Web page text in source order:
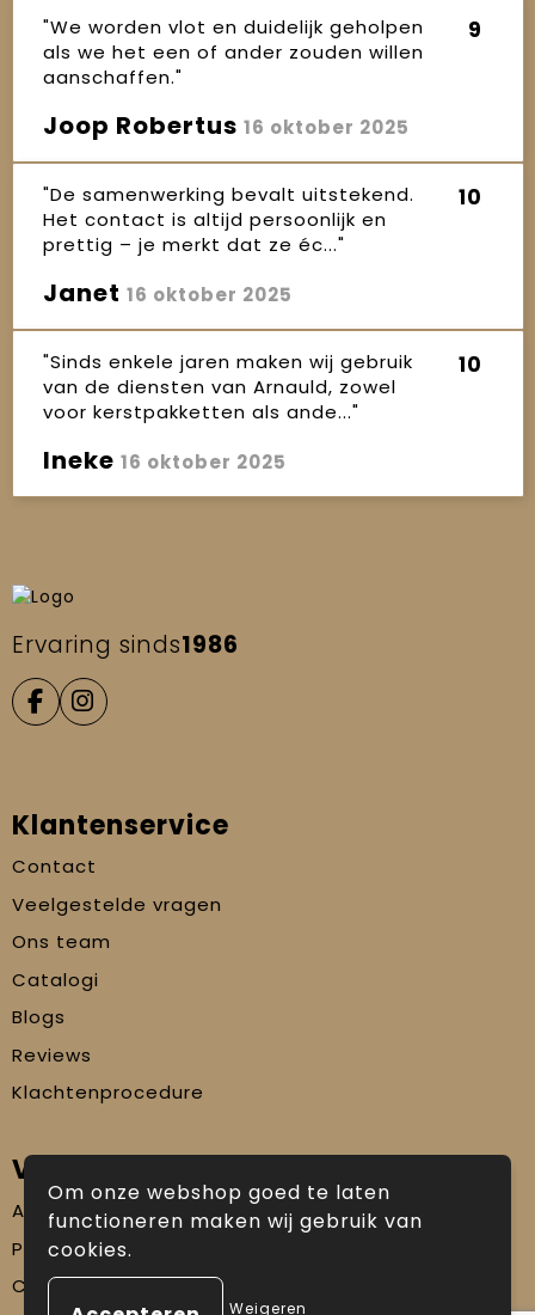
"We worden vlot en duidelijk geholpen
als we het een of ander zouden willen
aanschaffen."
9
Joop Robertus 16 oktober 2025
"De samenwerking bevalt uitstekend.
Het contact is altijd persoonlijk en
prettig – je merkt dat ze éc..."
10
Janet 16 oktober 2025
"Sinds enkele jaren maken wij gebruik
van de diensten van Arnauld, zowel
voor kerstpakketten als ande..."
10
Ineke 16 oktober 2025
Ervaring sinds1986
Klantenservice
Contact
Veelgestelde vragen
Ons team
Catalogi
Blogs
Reviews
Klachtenprocedure
Veilig winkelen
Algemene voorwaarden
Privacyverklaring
Cookiebeleid
Om onze webshop goed te laten
functioneren maken wij gebruik van
cookies.
Weigeren